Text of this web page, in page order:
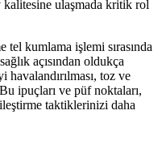
ulaşmada kritik rol
tel kumlama işlemi sırasında
açısından oldukça
havalandırılması, toz ve
ipuçları ve püf noktaları,
taktiklerinizi daha